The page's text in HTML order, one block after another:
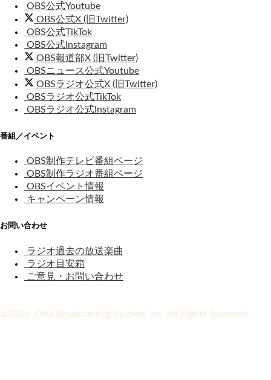
OBS公式Youtube
OBS公式X (旧Twitter)
OBS公式TikTok
OBS公式Instagram
OBS報道部X (旧Twitter)
OBSニュース公式Youtube
OBSラジオ公式X (旧Twitter)
OBSラジオ公式TikTok
OBSラジオ公式Instagram
番組／イベント
OBS制作テレビ番組ページ
OBS制作ラジオ番組ページ
OBSイベント情報
キャンペーン情報
お問い合わせ
ラジオ過去の放送楽曲
ラジオ目安箱
ご意見・お問い合わせ
©2026 Oita Broadcasting System, Inc. All Rights Reserved.